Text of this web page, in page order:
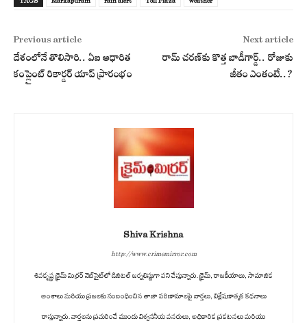
Previous article
దేశంలోనే తొలిసారి.. ఏఐ ఆధారిత
కంప్లైంట్ రికార్డర్ యాప్ ప్రారంభం
Next article
రామ్ చరణ్‌కు కొత్త బాడీగార్డ్.. రోజుకు
జీతం ఎంతంటే..?
Shiva Krishna
http://www.crimemirror.com
శివకృష్ణ క్రైమ్ మిర్రర్ వెబ్‌సైట్‌లో డిజిటల్ జర్నలిస్టుగా పని చేస్తున్నారు. క్రైమ్, రాజకీయాలు, సామాజిక
అంశాలు మరియు ప్రజలకు సంబంధించిన తాజా పరిణామాలపై వార్తలు, విశ్లేషణాత్మక కథనాలు
రాస్తున్నారు. వార్తలను ప్రచురించే ముందు విశ్వసనీయ వనరులు, అధికారిక ప్రకటనలు మరియు